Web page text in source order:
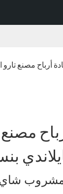
مصنع
مشروب شاي